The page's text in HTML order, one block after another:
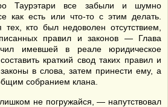
Таурэтари все забыли и шумно
как есть или что-то с этим делать.
кто был недоволен отсутствием,
правил и законов — Глава
имевшей в реале юридическое
краткий свод таких правил и
в слова, затем принести ему, а
собранием клана.
не погружайся, — напутствовал